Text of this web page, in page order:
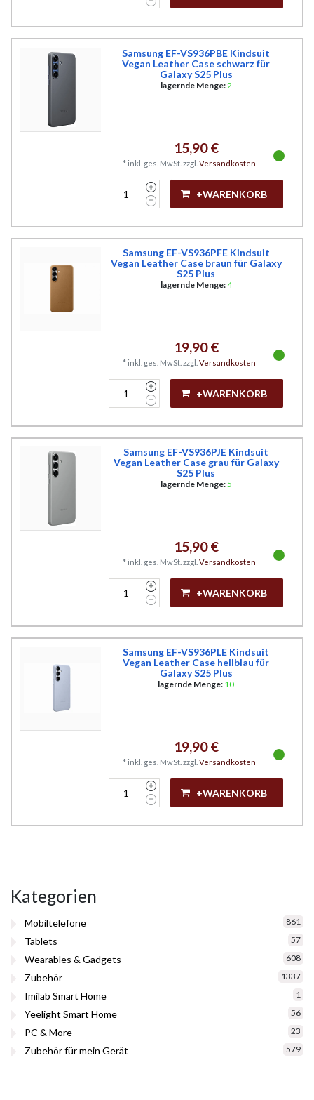
Kategorien
Mobiltelefone 861
Tablets 57
Wearables & Gadgets 608
Zubehör 1337
Imilab Smart Home 1
Yeelight Smart Home 56
PC & More 23
Zubehör für mein Gerät 579
Samsung EF-VS936PBE Kindsuit
Vegan Leather Case schwarz für
Galaxy S25 Plus
lagernde Menge:2
15,90 €
* inkl. ges. MwSt. zzgl. Versandkosten
+WARENKORB
Samsung EF-VS936PFE Kindsuit
Vegan Leather Case braun für Galaxy
S25 Plus
lagernde Menge:4
19,90 €
* inkl. ges. MwSt. zzgl. Versandkosten
+WARENKORB
Samsung EF-VS936PJE Kindsuit
Vegan Leather Case grau für Galaxy
S25 Plus
lagernde Menge:5
15,90 €
* inkl. ges. MwSt. zzgl. Versandkosten
+WARENKORB
Samsung EF-VS936PLE Kindsuit
Vegan Leather Case hellblau für
Galaxy S25 Plus
lagernde Menge: 10
19,90 €
* inkl. ges. MwSt. zzgl. Versandkosten
+WARENKORB